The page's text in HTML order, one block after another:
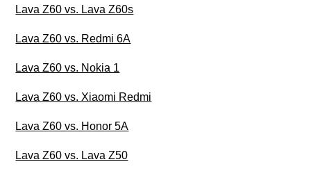
Lava Z60 vs. Lava Z60s
Lava Z60 vs. Redmi 6A
Lava Z60 vs. Nokia 1
Lava Z60 vs. Xiaomi Redmi
Lava Z60 vs. Honor 5A
Lava Z60 vs. Lava Z50